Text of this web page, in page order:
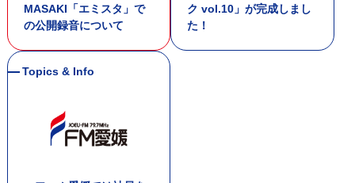
MASAKI「エミスタ」で
の公開録音について
ク vol.10」が完成しまし
た！